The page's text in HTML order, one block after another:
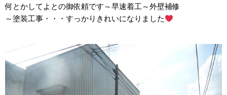
何とかしてよとの御依頼です～早速着工～外壁補修
～塗装工事・・・すっかりきれいになりました